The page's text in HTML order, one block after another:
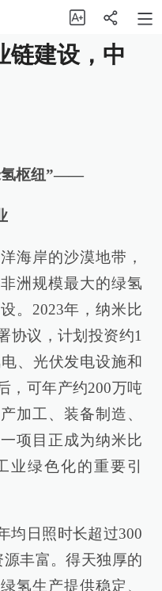
链建设，中
氢枢纽”——
海岸的沙漠地带，
洲规模最大的绿氢
。2023年，纳米比
协议，计划投资约1
、光伏发电设施和
，可年产约200万吨
加工、装备制造、
项目正成为纳米比
业绿色化的重要引
均日照时长超过300
丰富。得天独厚的
氢生产提供稳定、